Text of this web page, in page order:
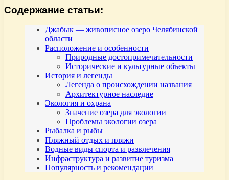
Содержание статьи:
Джабык — живописное озеро Челябинской
области
Расположение и особенности
Природные достопримечательности
Исторические и культурные объекты
История и легенды
Легенда о происхождении названия
Архитектурное наследие
Экология и охрана
Значение озера для экологии
Проблемы экологии озера
Рыбалка и рыбы
Пляжный отдых и пляжи
Водные виды спорта и развлечения
Инфраструктура и развитие туризма
Популярность и рекомендации